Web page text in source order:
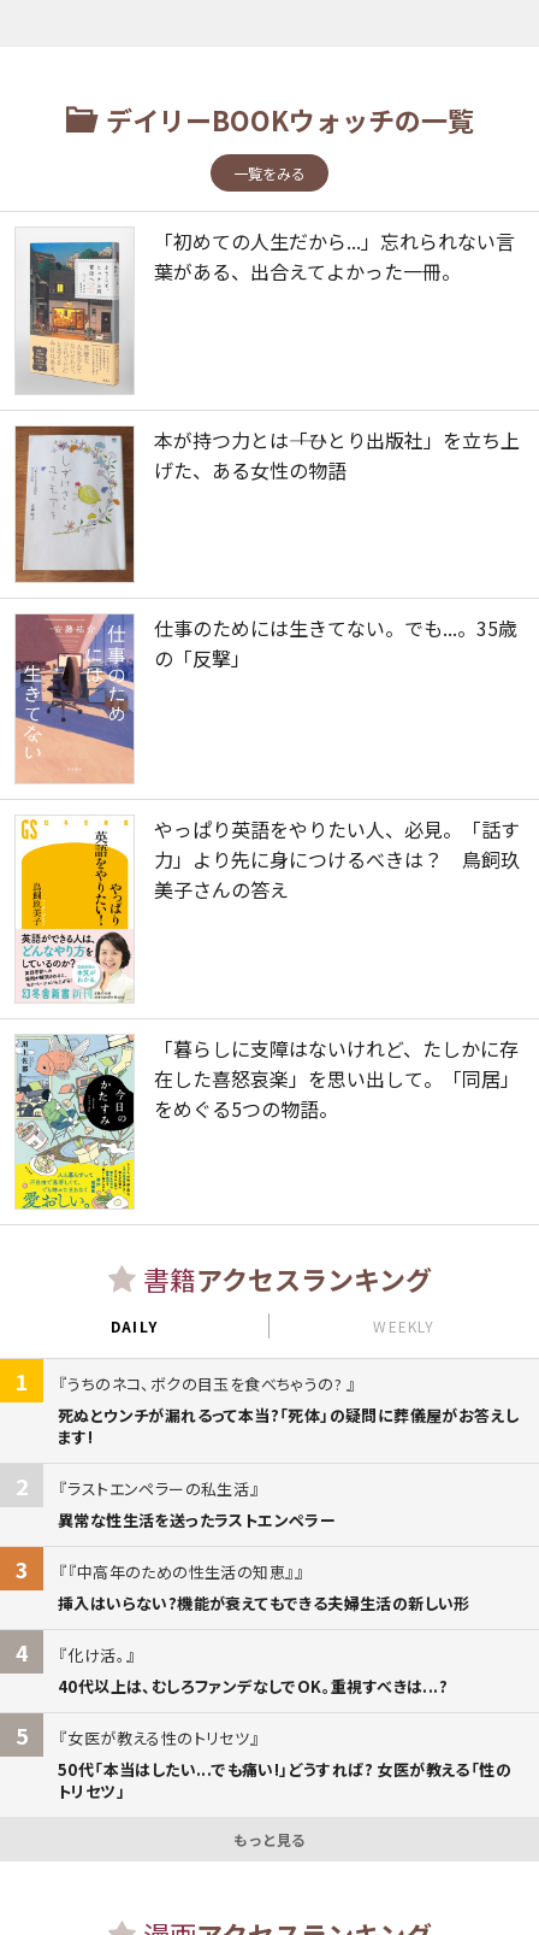
デイリーBOOKウォッチの一覧
一覧をみる
「初めての人生だから...」忘れられない言
葉がある、出合えてよかった一冊。
本が持つ力とは――「ひとり出版社」を立ち上
げた、ある女性の物語
仕事のためには生きてない。でも...。35歳
の「反撃」
やっぱり英語をやりたい人、必見。「話す
力」より先に身につけるべきは？ 鳥飼玖
美子さんの答え
「暮らしに支障はないけれど、たしかに存
在した喜怒哀楽」を思い出して。「同居」
をめぐる5つの物語。
書籍アクセスランキング
DAILY WEEKLY
1
うちのネコ、ボクの目玉を食べちゃうの?
死ぬとウンチが漏れるって本当?「死体」の疑問に葬儀屋がお答えし
ます!
2
ラストエンペラーの私生活
異常な性生活を送ったラストエンペラー
3
『中高年のための性生活の知恵』
挿入はいらない?機能が衰えてもできる夫婦生活の新しい形
4
化け活。
40代以上は、むしろファンデなしでOK。重視すべきは...?
5
女医が教える性のトリセツ
50代「本当はしたい...でも痛い!」どうすれば? 女医が教える「性の
トリセツ」
もっと見る